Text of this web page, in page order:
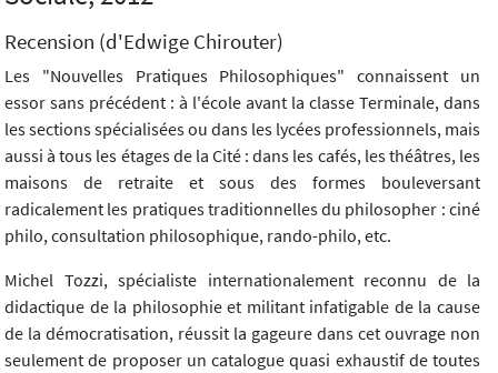
Recension (d'Edwige Chirouter)
Les "Nouvelles Pratiques Philosophiques" connaissent un
essor sans précédent : à l'école avant la classe Terminale, dans
les sections spécialisées ou dans les lycées professionnels, mais
aussi à tous les étages de la Cité : dans les cafés, les théâtres, les
maisons de retraite et sous des formes bouleversant
radicalement les pratiques traditionnelles du philosopher : ciné
philo, consultation philosophique, rando-philo, etc.
Michel Tozzi, spécialiste internationalement reconnu de la
didactique de la philosophie et militant infatigable de la cause
de la démocratisation, réussit la gageure dans cet ouvrage non
seulement de proposer un catalogue quasi exhaustif de toutes